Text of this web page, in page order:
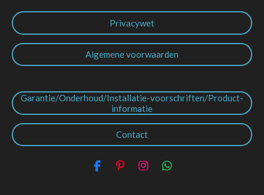
Privacywet
Algemene voorwaarden
Garantie/Onderhoud/Installatie-voorschriften/Product-
informatie
Contact
F
P
I
W